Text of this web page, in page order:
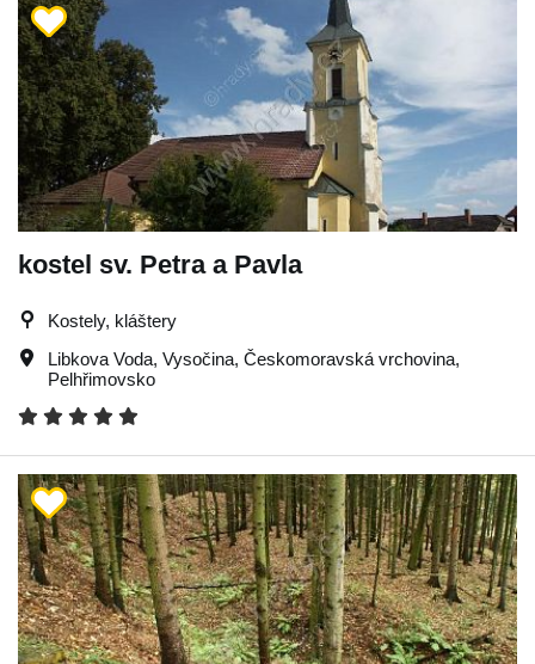
kostel sv. Petra a Pavla
Kostely, kláštery
Libkova Voda, Vysočina, Českomoravská vrchovina,
Pelhřimovsko